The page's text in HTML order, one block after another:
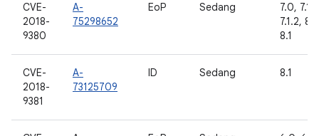
CVE-
2018-
9380
A-
75298652
EoP Sedang
7.0, 7.1.1,
7.1.2,
8.1
CVE-
2018-
9381
A-
73125709
ID Sedang 8.1